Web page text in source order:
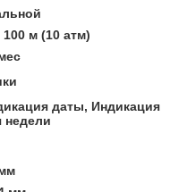
100 м (10 атм)
даты, Индикация
недели